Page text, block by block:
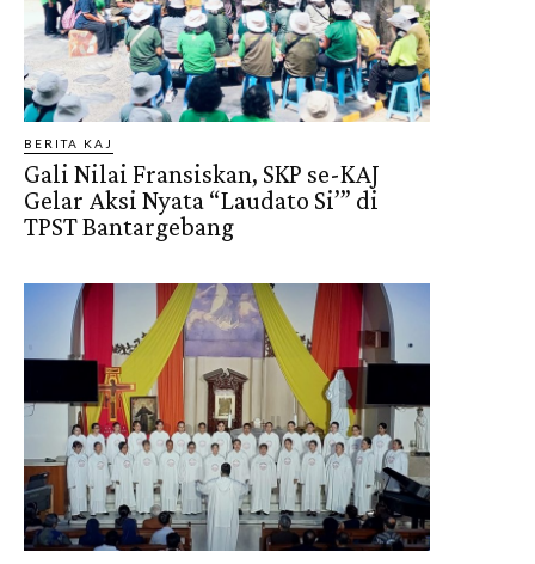
BERITA KAJ
Gali Nilai Fransiskan, SKP se-KAJ
Gelar Aksi Nyata “Laudato Si’” di
TPST Bantargebang